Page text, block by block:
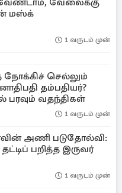
வேண்டாம், வேலைக்கு
மஸ்க்
1 வருடம் முன்
நோக்கிச் செல்லும்
தம்பதியர்?
வதந்திகள்
1 வருடம் முன்
அணி படுதோல்வி:
பறித்த இருவர்
1 வருடம் முன்